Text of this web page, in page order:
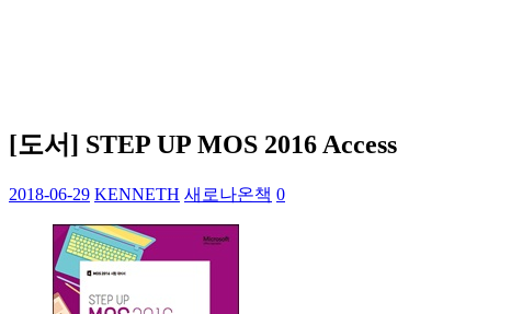
[도서] STEP UP MOS 2016 Access
2018-06-29 KENNETH 새로나온책 0